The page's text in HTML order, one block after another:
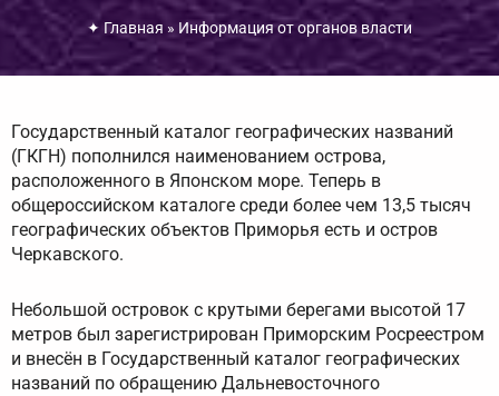
✦ Главная » Информация от органов власти
Государственный каталог географических названий
(ГКГН) пополнился наименованием острова,
расположенного в Японском море. Теперь в
общероссийском каталоге среди более чем 13,5 тысяч
географических объектов Приморья есть и остров
Черкавского.
Небольшой островок с крутыми берегами высотой 17
метров был зарегистрирован Приморским Росреестром
и внесён в Государственный каталог географических
названий по обращению Дальневосточного